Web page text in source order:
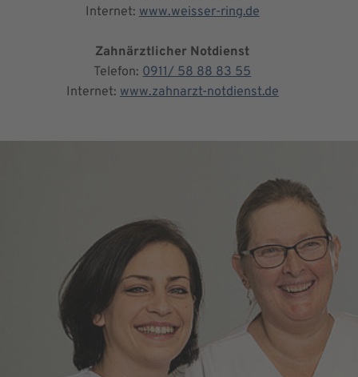
Internet: www.weisser-ring.de
Zahnärztlicher Notdienst
Telefon: 0911/ 58 88 83 55
Internet: www.zahnarzt-notdienst.de